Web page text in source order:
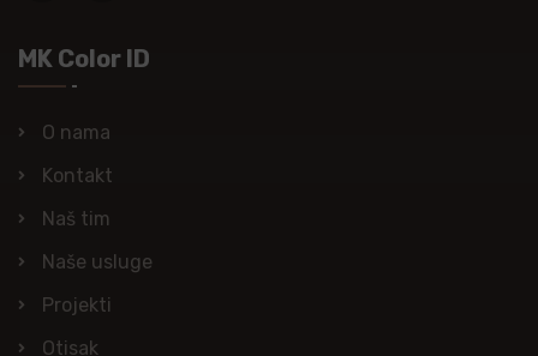
MK Color ID
O nama
Kontakt
Naš tim
Naše usluge
Projekti
Otisak